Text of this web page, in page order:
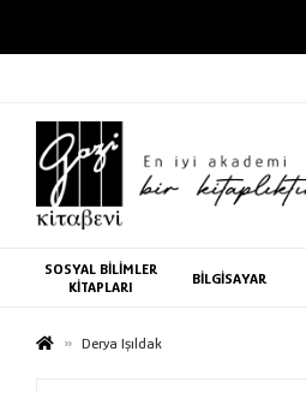
SOSYAL BİLİMLER
KİTAPLARI
BİLGİSAYAR
Derya Işıldak